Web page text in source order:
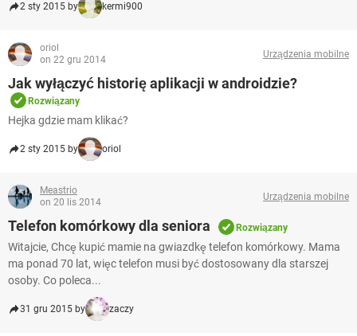
2 sty 2015 by kermi900
oriol
on 22 gru 2014
Urządzenia mobilne
Jak wyłączyć historię aplikacji w androidzie?
Rozwiązany
Hejka gdzie mam klikać?
2 sty 2015 by oriol
Meastrio
on 20 lis 2014
Urządzenia mobilne
Telefon komórkowy dla seniora Rozwiązany
Witajcie, Chcę kupić mamie na gwiazdkę telefon komórkowy. Mama
ma ponad 70 lat, więc telefon musi być dostosowany dla starszej
osoby. Co poleca...
31 gru 2015 by zaczy